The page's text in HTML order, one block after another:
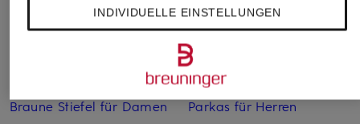
Anzüge für Herren
Braune Stiefel für Damen
Lange Ballkleider
Lederjacken für Damen
Mäntel für Damen
Parkas für Herren
INDIVIDUELLE EINSTELLUNGEN